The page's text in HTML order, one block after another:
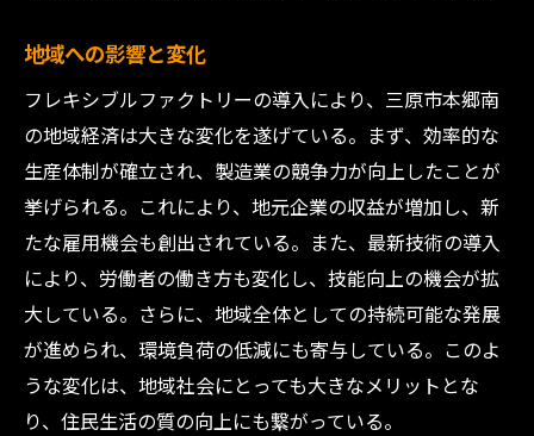
効率性と柔軟性を追求する広島県三原市本郷南
の製造業
効率性向上の具体策
柔軟な生産体制の構築
製品開発のスピードアップ
市場の変化への対応力
顧客ニーズへの対応
人材の多様性と柔軟性
広島県三原市本郷南で製造業の新たな展望を切
り開くフレキシブルファクトリー
地域への影響と変化
フレキシブルファクトリーの導入により、三原市本郷南
の地域経済は大きな変化を遂げている。まず、効率的な
生産体制が確立され、製造業の競争力が向上したことが
挙げられる。これにより、地元企業の収益が増加し、新
たな雇用機会も創出されている。また、最新技術の導入
により、労働者の働き方も変化し、技能向上の機会が拡
大している。さらに、地域全体としての持続可能な発展
が進められ、環境負荷の低減にも寄与している。このよ
うな変化は、地域社会にとっても大きなメリットとな
り、住民生活の質の向上にも繋がっている。